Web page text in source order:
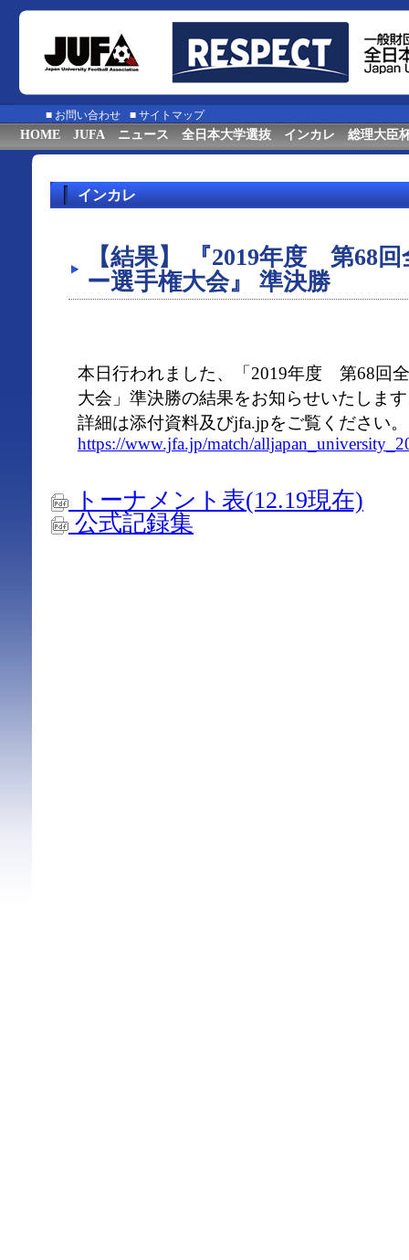
■ お問い合わせ ■ サイトマップ
HOME JUFA ニュース 全日本大学選抜 インカレ 総理大臣
インカレ
【結果】 『2019年度 第68
ー選手権大会』 準決勝
本日行われました、「2019年度 第68回
大会」準決勝の結果をお知らせいたしま
詳細は添付資料及びjfa.jpをご覧ください。
https://www.jfa.jp/match/
トーナメント表(12.19現在)
公式記録集